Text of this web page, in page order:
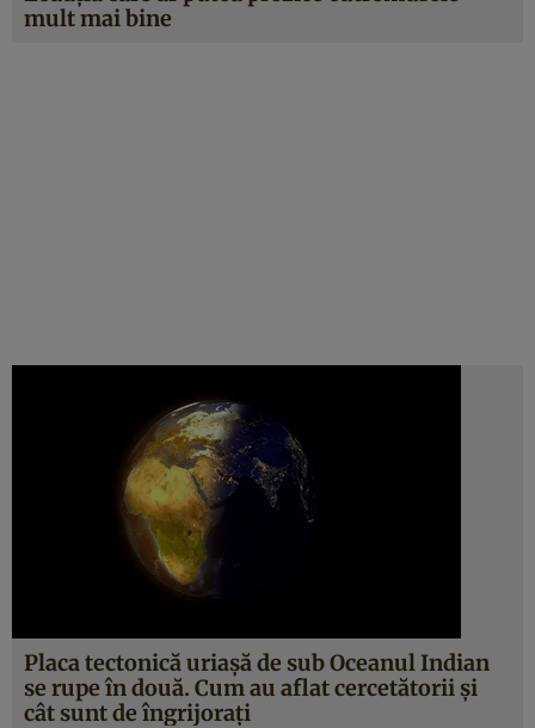
mult mai bine
Placa tectonică uriașă de sub Oceanul Indian
se rupe în două. Cum au aflat cercetătorii și
cât sunt de îngrijorați